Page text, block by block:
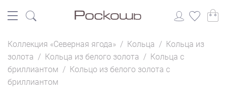
Коллекция «Северная ягода» / Кольца / Кольца из
золота / Кольца из белого золота / Кольца с
бриллиантом / Кольцо из белого золота с
бриллиантом